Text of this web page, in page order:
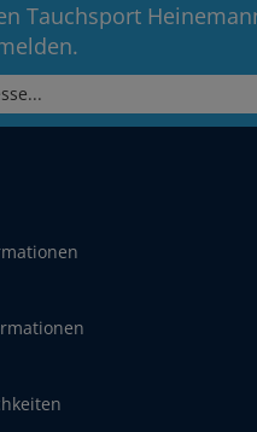
Tauchsport